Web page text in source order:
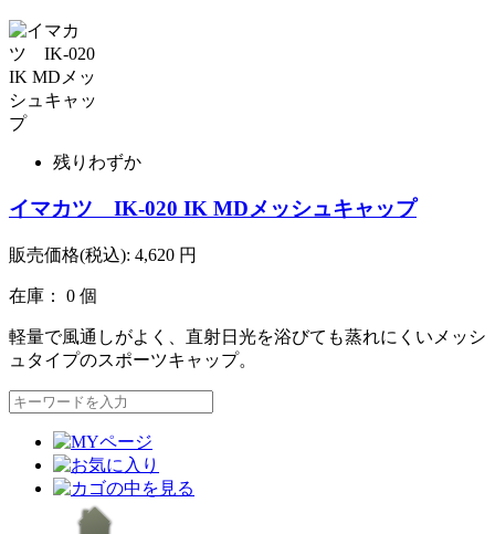
残りわずか
イマカツ IK-020 IK MDメッシュキャップ
販売価格(税込): 4,620 円
在庫： 0 個
軽量で風通しがよく、直射日光を浴びても蒸れにくいメッシ
ュタイプのスポーツキャップ。